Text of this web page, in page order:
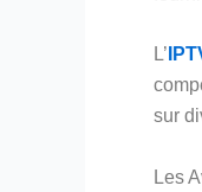
L’
sur
Les